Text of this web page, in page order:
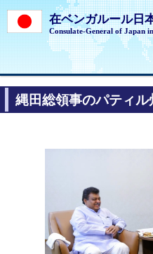
在ベンガルール日
Consulate-General of Japan
縄田総領事のパティ